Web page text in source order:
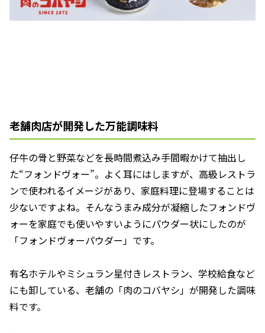
老舗肉店が開発した万能調味料
仔牛の骨と野菜などを長時間煮込み手間暇かけて抽出し
た“フォンドヴォー”。よく耳にはしますが、高級レストラ
ンで使われるイメージがあり、家庭料理に登場することは
少ないですよね。そんなうまみ成分が凝縮したフォンドヴ
ォーを家庭でも使いやすいようにパウダー状にしたのが
「フォンドヴォーパウダー」です。
有名ホテルやミシュラン星付きレストラン、学校給食など
にも卸している、老舗の「肉のコバヤシ」が開発した調味
料です。